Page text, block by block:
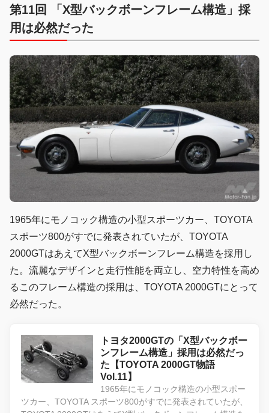
第11回 「X型バックボーンフレーム構造」採
用は必然だった
1965年にモノコック構造の小型スポーツカー、TOYOTA
スポーツ800がすでに発表されていたが、TOYOTA
2000GTはあえてX型バックボーンフレーム構造を採用し
た。流麗なデザインと走行性能を両立し、空力特性を高め
るこのフレーム構造の採用は、TOYOTA 2000GTにとって
必然だった。
トヨタ2000GTの「X型バックボー
ンフレーム構造」採用は必然だっ
た【TOYOTA 2000GT物語
Vol.11】
1965年にモノコック構造の小型スポー
ツカー、TOYOTA スポーツ800がすでに発表されていたが、